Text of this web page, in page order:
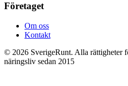
Företaget
Om oss
Kontakt
© 2026 SverigeRunt. Alla rättigheter
näringsliv sedan 2015